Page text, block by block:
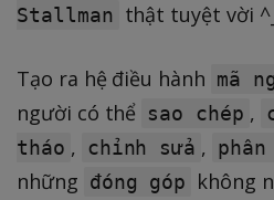
Stallman thật tuyệt vời
Tạo ra hệ điều hành mã
người có thể sao chép ,
tháo , chỉnh sửa ,
những đóng góp không